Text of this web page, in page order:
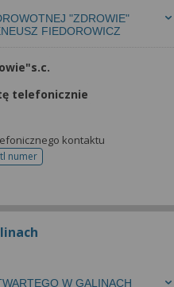
"ZDROWIE"
FIEDOROWICZ
telefonicznie
kontaktu
numer
telefonu do rejestracji
W GALINACH